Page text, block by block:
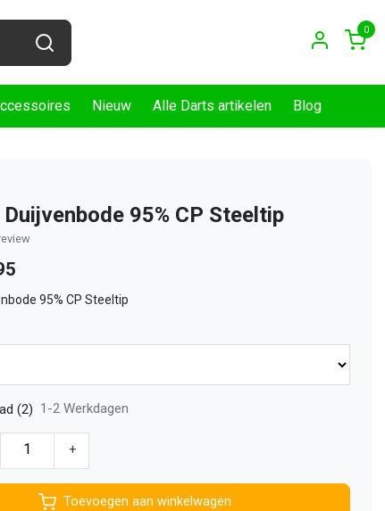
0
Nieuw Alle Darts artikelen Blog
95% CP Steeltip
95% CP Steeltip
(2) 1-2 Werkdagen
+
Toevoegen aan winkelwagen